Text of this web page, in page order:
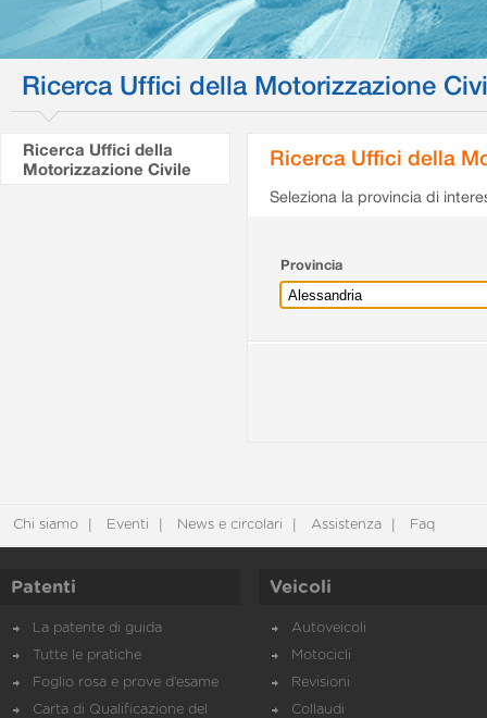
Ricerca Uffici della Motorizzazione
Ricerca Uffici della
Motorizzazione Civile
Ricerca Uffici della
Seleziona la provincia di
Provincia
Chi siamo Eventi News e circolari Assistenza Faq
Patenti
La patente di guida
Tutte le pratiche
Foglio rosa e prove d’esame
Carta di Qualificazione del
Veicoli
Autoveicoli
Motocicli
Revisioni
Collaudi